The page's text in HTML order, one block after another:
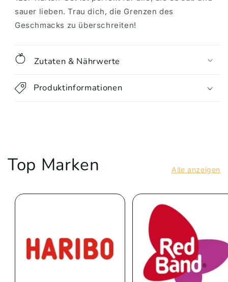
sauer lieben. Trau dich, die Grenzen des
Geschmacks zu überschreiten!
Zutaten & Nährwerte
Produktinformationen
Top Marken Alle anzeigen